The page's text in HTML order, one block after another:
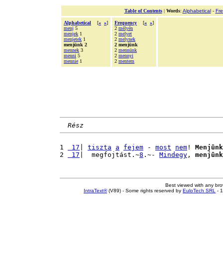
Table of Contents| Words: Alphabetical-
Alphabetical [« »]
menj 5
menjek 1
menjetek 1
menjünk 2
mennek 3
menni 5
mennie 1
Frequency [« »]
2 mélyén
2 melyet
2 melynek
2 menjünk
2 mennünk
2 mennyi
2 mentem
Rész
1 17 tiszta a fejem - most nem ! Menjünk
2
17 |  megfojtást.~8 .~- Mindegy , menjünk
Best viewed with any
IntraText®(V89) - Some rights reserved by EuloTech SRL -